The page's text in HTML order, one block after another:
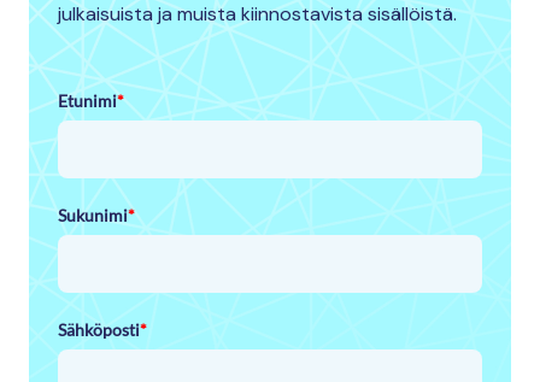
julkaisuista ja muista kiinnostavista sisällöistä.
Etunimi*
Sukunimi*
Sähköposti*